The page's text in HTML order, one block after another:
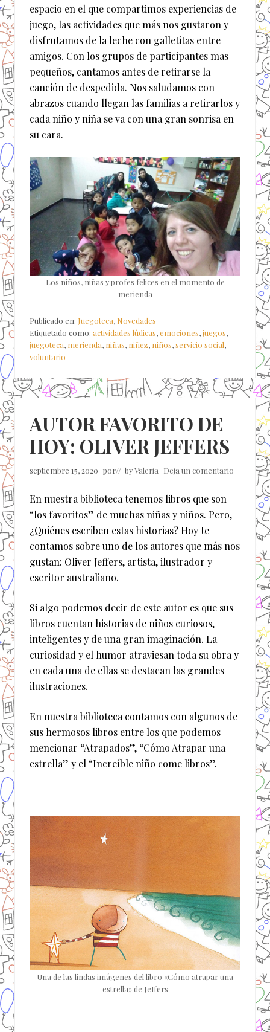
espacio en el que compartimos experiencias de
juego, las actividades que más nos gustaron y
disfrutamos de la leche con galletitas entre
amigos. Con los grupos de participantes mas
pequeños, cantamos antes de retirarse la
canción de despedida. Nos saludamos con
abrazos cuando llegan las familias a retirarlos y
cada niño y niña se va con una gran sonrisa en
su cara.
Los niños, niñas y profes felices en el momento de
merienda
Publicado en: Juegoteca, Novedades
Etiquetado como: actividades lúdicas,emociones,juegos,
juegoteca, merienda, niñas, niñez, niños,servicio social,
voluntario
AUTOR FAVORITO DE
HOY: OLIVER JEFFERS
septiembre 15, 2020 por// byValeria Deja un comentario
En nuestra biblioteca tenemos libros que son
“los favoritos” de muchas niñas y niños. Pero,
¿Quiénes escriben estas historias? Hoy te
contamos sobre uno de los autores que más nos
gustan: Oliver Jeffers, artista, ilustrador y
escritor australiano.
Si algo podemos decir de este autor es que sus
libros cuentan historias de niños curiosos,
inteligentes y de una gran imaginación. La
curiosidad y el humor atraviesan toda su obra y
en cada una de ellas se destacan las grandes
ilustraciones.
En nuestra biblioteca contamos con algunos de
sus hermosos libros entre los que podemos
mencionar “Atrapados”, “Cómo Atrapar una
estrella” y el “Increíble niño come libros”.
Una de las lindas imágenes del libro «Cómo atrapar una
estrella» de Jeffers